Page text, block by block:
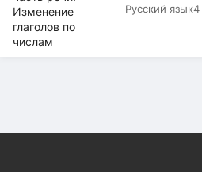
Русский язык4